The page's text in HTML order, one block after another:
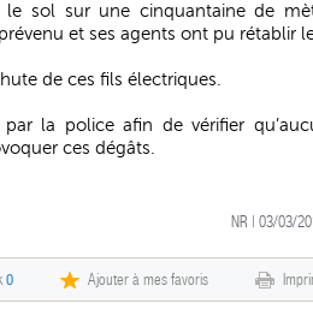
sol sur une cinquantaine de
et ses agents ont pu rétablir
de ces fils électriques.
la police afin de vérifier
ces dégâts.
NR | 03/03/
0 Ajouter à mes favoris